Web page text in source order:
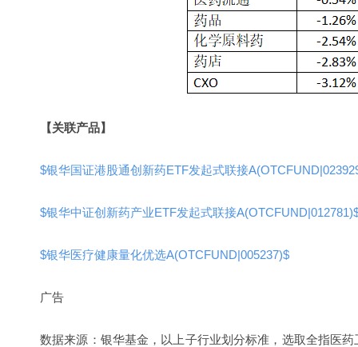
【关联产品】
$银华国证港股通创新药ETF发起式联接
$银华中证创新药产业ETF发起式联接
$银华医疗健康量化优选A(OTCFUND|005237)$
广告
数据来源：银华基金，以上子行业划分标准，选取全指医